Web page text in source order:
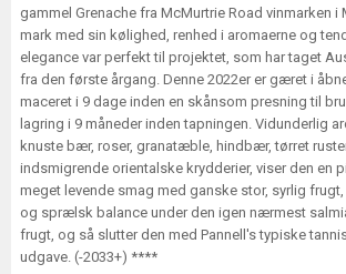
gammel Grenache fra McMurtrie Road vinmarken i
mark med sin kølighed, renhed i aromaerne og
elegance var perfekt til projektet, som har taget
fra den første årgang. Denne 2022er er gæret i
maceret i 9 dage inden en skånsom presning til
lagring i 9 måneder inden tapningen. Vidunderlig
knuste bær, roser, granatæble, hindbær, tørret
indsmigrende orientalske krydderier, viser den en
meget levende smag med ganske stor, syrlig
og sprælsk balance under den igen nærmest
frugt, og så slutter den med Pannell's typiske
udgave. (-2033+) ****